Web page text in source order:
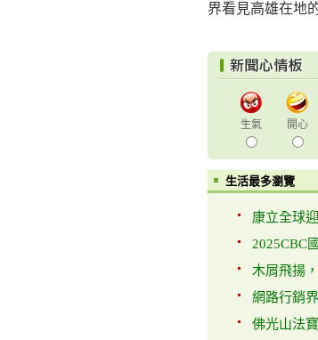
界看見高雄在地
生氣 開心
生活最多瀏覽
康立全球
2025CBC
木屑飛揚
網路行銷
佛光山法